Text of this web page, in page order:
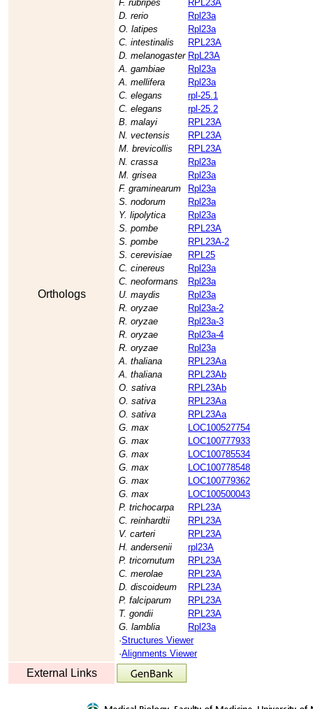
Orthologs
F. rubripes
RPL23A
D. rerio
Rpl23a
O. latipes
Rpl23a
C. intestinalis
RPL23A
D. melanogaster RpL23A
A. gambiae
Rpl23a
A. mellifera
Rpl23a
C. elegans
rpl-25.1
C. elegans
rpl-25.2
B. malayi
RPL23A
N. vectensis
RPL23A
M. brevicollis
RPL23A
N. crassa
Rpl23a
M. grisea
Rpl23a
F. graminearum
Rpl23a
S. nodorum
Rpl23a
Y. lipolytica
Rpl23a
S. pombe
RPL23A
S. pombe
RPL23A-2
S. cerevisiae
RPL25
C. cinereus
Rpl23a
C. neoformans
Rpl23a
U. maydis
Rpl23a
R. oryzae
Rpl23a-2
R. oryzae
Rpl23a-3
R. oryzae
Rpl23a-4
R. oryzae
Rpl23a
A. thaliana
RPL23Aa
A. thaliana
RPL23Ab
O. sativa
RPL23Ab
O. sativa
RPL23Aa
O. sativa
RPL23Aa
G. max
LOC100527754
G. max
LOC100777933
G. max
LOC100785534
G. max
LOC100778548
G. max
LOC100779362
G. max
LOC100500043
P. trichocarpa
RPL23A
C. reinhardtii
RPL23A
V. carteri
RPL23A
H. andersenii
rpl23A
P. tricornutum
RPL23A
C. merolae
RPL23A
D. discoideum
RPL23A
P. falciparum
RPL23A
T. gondii
RPL23A
G. lamblia
Rpl23a
·Structures Viewer
·Alignments Viewer
External Links